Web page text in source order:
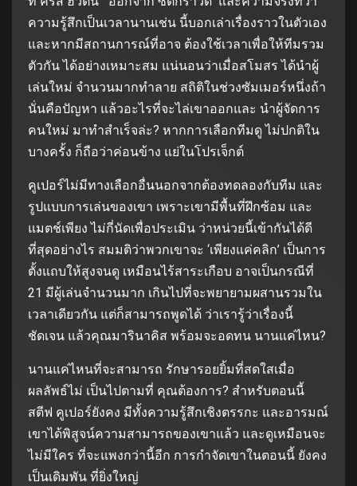
ความรู้สึกเป็นเวลานานเช่น นี้บอกเล่าเรื่องราวในตัวเอง
และหากมีสถานการณ์ที่อาจ ต้องใช้เวลาเพื่อให้ทีมรวม
ตัวกัน ได้อย่างเหมาะสม แน่นอนว่าเมื่อสโมสร ได้นำผู้
เล่นใหม่ จำนวนมากทำลาย สถิติในช่วงซัมเมอร์หนึ่งถ้า
นั่นคือปัญหา แล้วอะไรที่จะไล่เขาออกและ นำผู้จัดการ
คนใหม่ มาทำสำเร็จล่ะ? หากการเลือกทีมดู ไม่ปกติใน
บางครั้ง ก็ถือว่าค่อนข้าง แย่ในโปรเจ็กต์
คูเปอร์ไม่มีทางเลือกอื่นนอกจากต้องทดลองกับทีม และ
รูปแบบการเล่นของเขา เพราะเขามีพื้นที่ฝึกซ้อม และ
แมตช์เพียง ไม่กี่นัดเพื่อประเมิน ว่าหน่วยนี้เข้ากันได้ดี
ที่สุดอย่างไร สมมติว่าพวกเขาจะ ‘เพียงแค่คลิก’ เป็นการ
ตั้งแถบให้สูงจนดู เหมือนไร้สาระเกือบ อาจเป็นกรณีที่
21 มีผู้เล่นจำนวนมาก เกินไปที่จะพยายามผสานรวมใน
เวลาเดียวกัน แต่ก็สามารถพูดได้ ว่าเรารู้ว่าเรื่องนี้
ชัดเจน แล้วคุณมารินาคิส พร้อมจะอดทน นานแค่ไหน?
นานแค่ไหนที่จะสามารถ รักษารอยยิ้มที่สดใสเมื่อ
ผลลัพธ์ไม่ เป็นไปตามที่ คุณต้องการ? สำหรับตอนนี้
สตีฟ คูเปอร์ยังคง มีทั้งความรู้สึกเชิงตรรกะ และอารมณ์
เขาได้พิสูจน์ความสามารถของเขาแล้ว และดูเหมือนจะ
ไม่มีใคร ที่จะแพงกว่านี้อีก การกำจัดเขาในตอนนี้ ยังคง
เป็นเดิมพัน ที่ยิ่งใหญ่